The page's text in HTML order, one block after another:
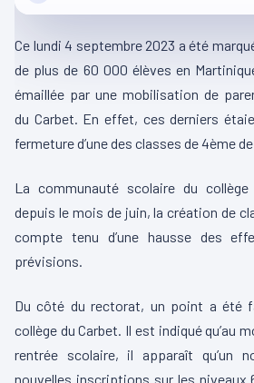
Ce lundi 4 septembre 2023 a été
de plus de 60 000 élèves en
émaillée par une mobilisation de
du Carbet. En effet, ces derniers
fermeture d’une des classes de 4ème
La communauté scolaire du
depuis le mois de juin, la création de
compte tenu d’une hausse des
prévisions.
Du côté du rectorat, un point a été
collège duCarbet. Il est indiqué qu’au
rentrée scolaire, il apparaît qu’un
nouvelles inscriptions sur les niveaux